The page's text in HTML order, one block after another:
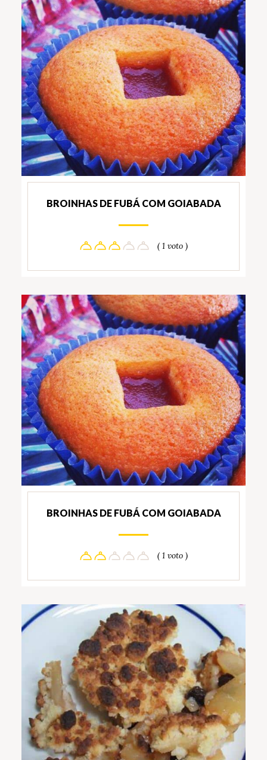
BROINHAS DE FUBÁ COM GOIABADA
( 1 voto )
BROINHAS DE FUBÁ COM GOIABADA
( 1 voto )